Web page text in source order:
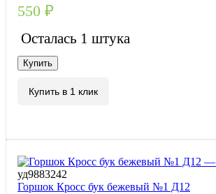
550 ₽
Осталась 1 штука
Купить
Купить в 1 клик
уд9883242
Горшок Кросс бук бежевый №1 Д12